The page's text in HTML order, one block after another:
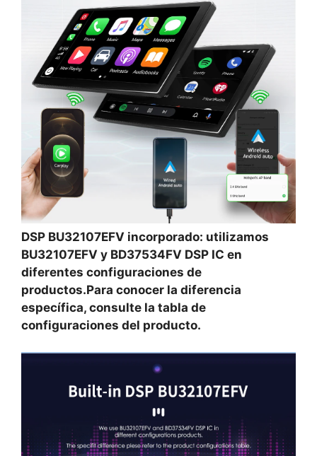
DSP BU32107EFV incorporado: utilizamos
BU32107EFV y BD37534FV DSP IC en
diferentes configuraciones de
productos.Para conocer la diferencia
específica, consulte la tabla de
configuraciones del producto.